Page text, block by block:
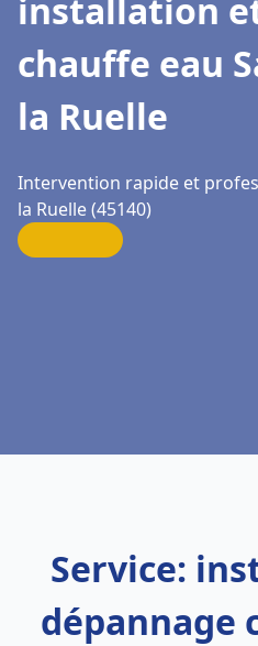
installation
chauffe eau
la Ruelle
Intervention rapide et
la Ruelle (45140)
Service:
dépannage